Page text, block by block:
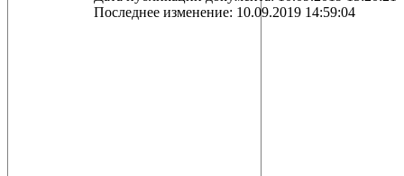
Последнее изменение: 10.09.2019 14:59:04